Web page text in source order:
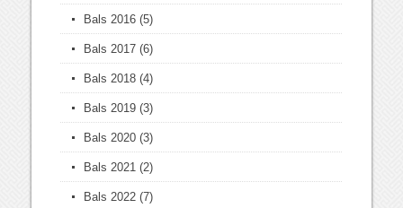
Bals 2016 (5)
Bals 2017 (6)
Bals 2018 (4)
Bals 2019 (3)
Bals 2020 (3)
Bals 2021 (2)
Bals 2022 (7)